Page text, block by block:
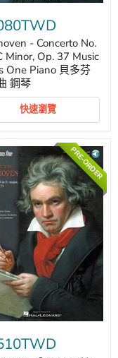
- Concerto No.
Minor, Op. 37 Music
One Piano 貝多芬
鋼琴
快速瀏覽
PRE-ORDER